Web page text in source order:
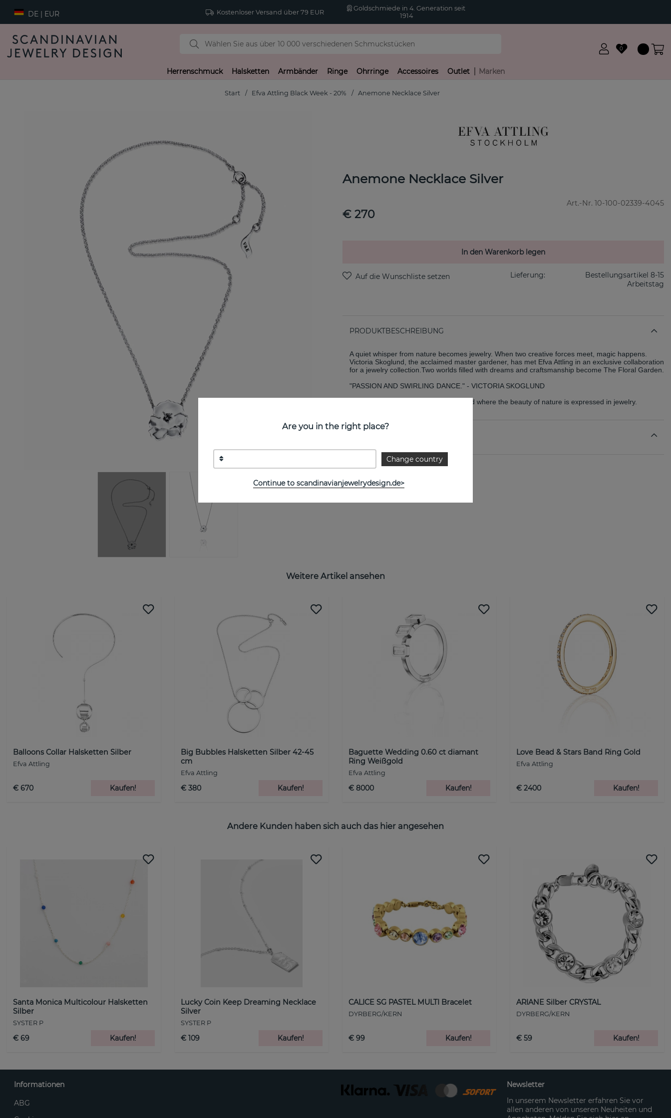
DE | EUR Kostenloser Versand über 79 EUR
Goldschmiede in 4. Generation seit
1914
0
Herrenschmuck Halsketten Armbänder Ringe Ohrringe Accessoires Outlet Marken
Start Efva Attling Black Week - 20% Anemone Necklace Silver
Anemone Necklace Silver
Art.-Nr. 10-100-02339-4045
€ 270
In den Warenkorb legen
Lieferung:
Bestellungsartikel 8-15
Arbeitstag
PRODUKTBESCHREIBUNG
A quiet whisper from nature becomes jewelry. When two creative forces meet, magic happens.
Victoria Skoglund, the acclaimed master gardener, has met Efva Attling in an exclusive collaboration
for a jewelry collection.Two worlds filled with dreams and craftsmanship become The Floral Garden.
"PASSION AND SWIRLING DANCE." - VICTORIA SKOGLUND
Experience The Floral Garden - a world where the beauty of nature is expressed in jewelry.
Weitere Artikel ansehen
Balloons Collar Halsketten Silber
Efva Attling
€ 670 Kaufen!
Big Bubbles Halsketten Silber 42-45
cm
Efva Attling
€ 380 Kaufen!
Baguette Wedding 0.60 ct diamant
Ring Weißgold
Efva Attling
€ 8000 Kaufen!
Love Bead & Stars Band Ring Gold
Efva Attling
€ 2400 Kaufen!
Andere Kunden haben sich auch das hier angesehen
Santa Monica Multicolour Halsketten
Silber
SYSTER P
€ 69 Kaufen!
Lucky Coin Keep Dreaming Necklace
Silver
SYSTER P
€ 109 Kaufen!
CALICE SG PASTEL MULTI Bracelet
DYRBERG/KERN
€ 99 Kaufen!
ARIANE Silber CRYSTAL
DYRBERG/KERN
€ 59 Kaufen!
Are you in the right place?
Change country
Continue to scandinavianjewelrydesign.de>
Informationen
ABG
Newsletter
In unserem Newsletter erfahren Sie vor
allen anderen von unseren Neuheiten und